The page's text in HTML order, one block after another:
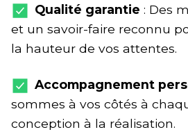
Qualité garantie : Des
et un savoir-faire reconnu
la hauteur de vos attentes.
Accompagnement
sommes à vos côtés à
conception à la réalisation.